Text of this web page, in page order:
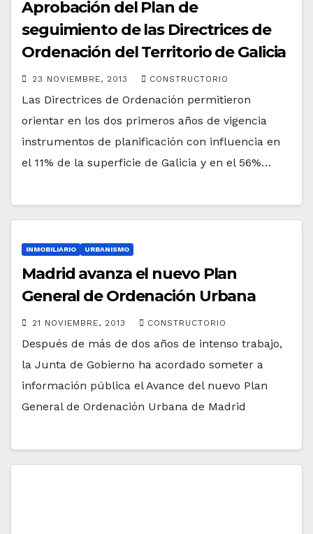
Aprobación del Plan de
seguimiento de las Directrices de
Ordenación del Territorio de Galicia
23 NOVIEMBRE, 2013 CONSTRUCTORIO
Las Directrices de Ordenación permitieron
orientar en los dos primeros años de vigencia
instrumentos de planificación con influencia en
el 11% de la superficie de Galicia y en el 56%…
INMOBILIARIO URBANISMO
Madrid avanza el nuevo Plan
General de Ordenación Urbana
21 NOVIEMBRE, 2013 CONSTRUCTORIO
Después de más de dos años de intenso trabajo,
la Junta de Gobierno ha acordado someter a
información pública el Avance del nuevo Plan
General de Ordenación Urbana de Madrid